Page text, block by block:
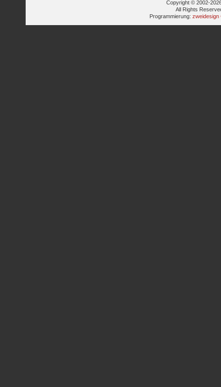
Copyright © 2002-
All Rights
Programmierung: zweidesign